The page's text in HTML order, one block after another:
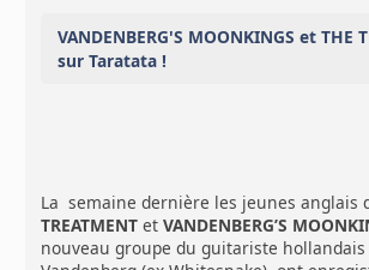
VANDENBERG'S MOONKINGS et THE
sur Taratata !
La semaine dernière les jeunes anglais
TREATMENT etVANDENBERG’S
nouveau groupe du guitariste hollandais